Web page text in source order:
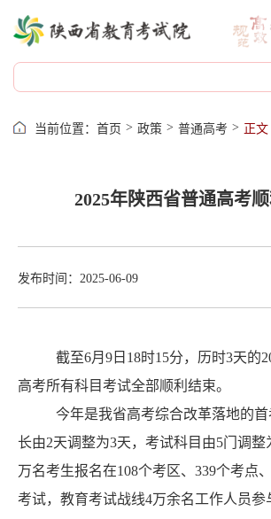
安康
商洛
服务
成绩查询
成绩证明
自考服务
当前位置： 首页 > 政策 > 普通高考 > 正文
2025年陕西省普通高考
发布时间：2025-06-09
截至6月 9 日 18时15分， 历时3天的
高考所有科目考试全部顺利 结束。
今年是我省高考综合改革落地的
长由2天调整为3天，考试科目由5门调整
万名考生报名在108个考区、 339个考点、
考试，教育考试战线4万余名工作人员参